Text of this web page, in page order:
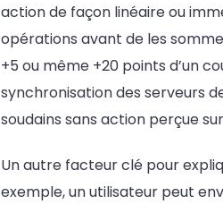
action de façon linéaire ou
opérations avant de les
+5 ou même +20 points d’un
synchronisation des serveurs
soudains sans action perçue
Un autre facteur clé pour
exemple, un utilisateur peut